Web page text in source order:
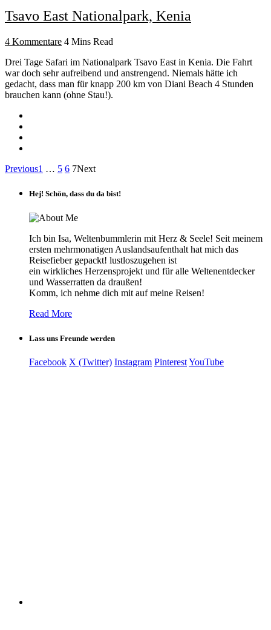
Tsavo East Nationalpark, Kenia
4 Kommentare 4 Mins Read
Drei Tage Safari im Nationalpark Tsavo East in Kenia. Die Fahrt
war doch sehr aufreibend und anstrengend. Niemals hätte ich
gedacht, dass man für knapp 200 km von Diani Beach 4 Stunden
brauchen kann (ohne Stau!).
Previous1 … 5 6 7Next
Hej! Schön, dass du da bist!
Ich bin Isa, Weltenbummlerin mit Herz & Seele! Seit meinem
ersten mehrmonatigen Auslandsaufenthalt hat mich das
Reisefieber gepackt! lustloszugehen ist
ein wirkliches Herzensprojekt und für alle Weltenentdecker
und Wasserratten da draußen!
Komm, ich nehme dich mit auf meine Reisen!
Read More
Lass uns Freunde werden
Facebook X (Twitter) Instagram PinterestYouTube